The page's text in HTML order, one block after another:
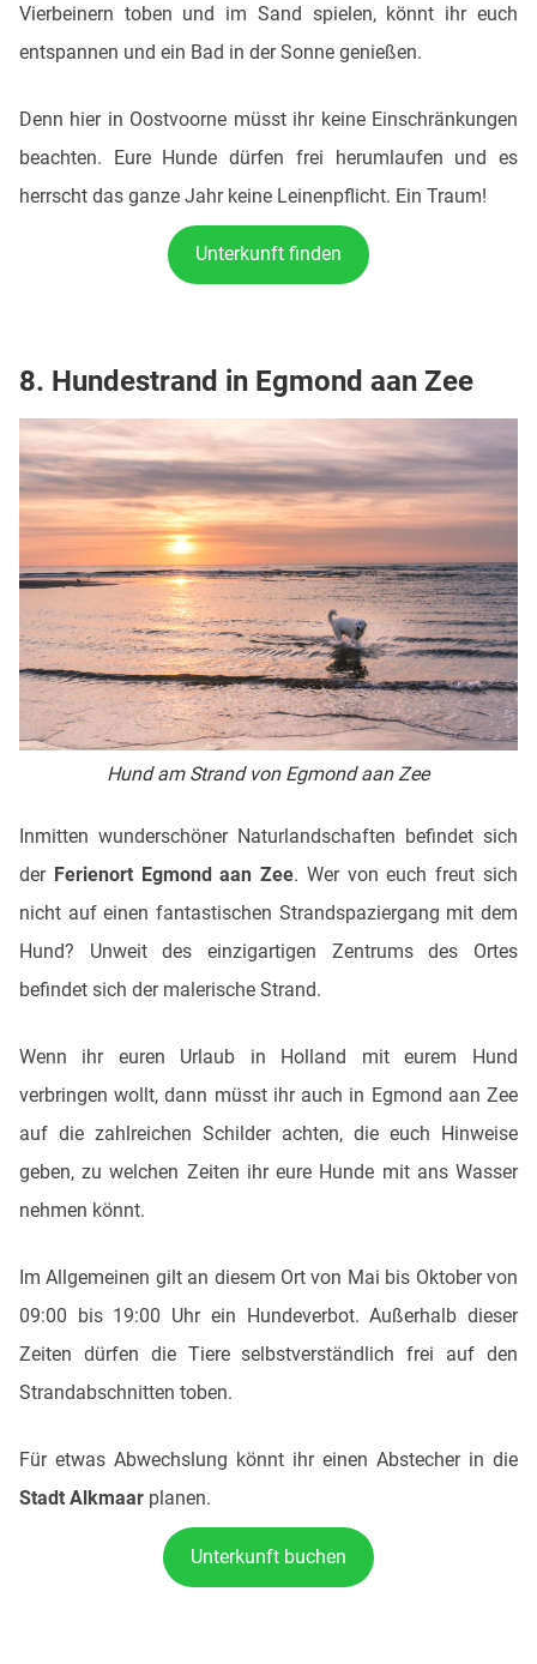
Vierbeinern toben und im Sand spielen, könnt ihr euch
entspannen und ein Bad in der Sonne genießen.
Denn hier in Oostvoorne müsst ihr keine Einschränkungen
beachten. Eure Hunde dürfen frei herumlaufen und es
herrscht das ganze Jahr keine Leinenpflicht. Ein Traum!
Unterkunft finden
8. Hundestrand in Egmond aan Zee
Hund am Strand von Egmond aan Zee
Inmitten wunderschöner Naturlandschaften befindet sich
der Ferienort Egmond aan Zee. Wer von euch freut sich
nicht auf einen fantastischen Strandspaziergang mit dem
Hund? Unweit des einzigartigen Zentrums des Ortes
befindet sich der malerische Strand.
Wenn ihr euren Urlaub in Holland mit eurem Hund
verbringen wollt, dann müsst ihr auch in Egmond aan Zee
auf die zahlreichen Schilder achten, die euch Hinweise
geben, zu welchen Zeiten ihr eure Hunde mit ans Wasser
nehmen könnt.
Im Allgemeinen gilt an diesem Ort von Mai bis Oktober von
09:00 bis 19:00 Uhr ein Hundeverbot. Außerhalb dieser
Zeiten dürfen die Tiere selbstverständlich frei auf den
Strandabschnitten toben.
Für etwas Abwechslung könnt ihr einen Abstecher in die
Stadt Alkmaar planen.
Unterkunft buchen